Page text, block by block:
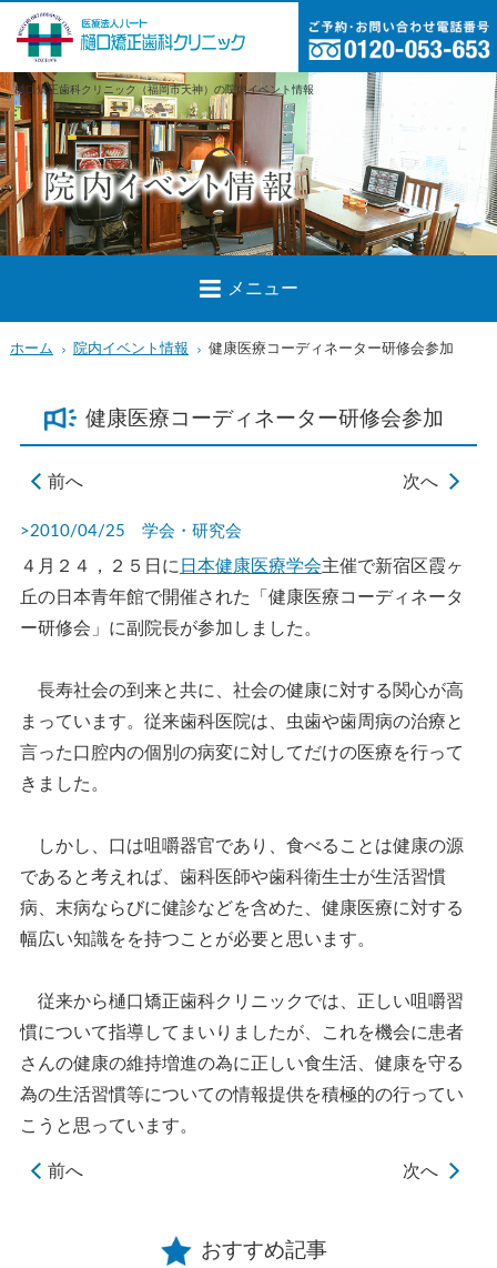
樋口矯正歯科クリニック（福岡市天神）の院内イベント情報
メニュー
ホーム 院内イベント情報 健康医療コーディネーター研修会参加
健康医療コーディネーター研修会参加
前へ 次へ
>2010/04/25 学会・研究会
４月２４，２５日に 日本健康医療学会主催で新宿区霞ヶ
丘の日本青年館で開催された「健康医療コーディネータ
ー研修会」に副院長が参加しました。
長寿社会の到来と共に、社会の健康に対する関心が高
まっています。従来歯科医院は、虫歯や歯周病の治療と
言った口腔内の個別の病変に対してだけの医療を行って
きました。
しかし、口は咀嚼器官であり、食べることは健康の源
であると考えれば、歯科医師や歯科衛生士が生活習慣
病、末病ならびに健診などを含めた、健康医療に対する
幅広い知識をを持つことが必要と思います。
従来から樋口矯正歯科クリニックでは、正しい咀嚼習
慣について指導してまいりましたが、これを機会に患者
さんの健康の維持増進の為に正しい食生活、健康を守る
為の生活習慣等についての情報提供を積極的の行ってい
こうと思っています。
前へ 次へ
おすすめ記事